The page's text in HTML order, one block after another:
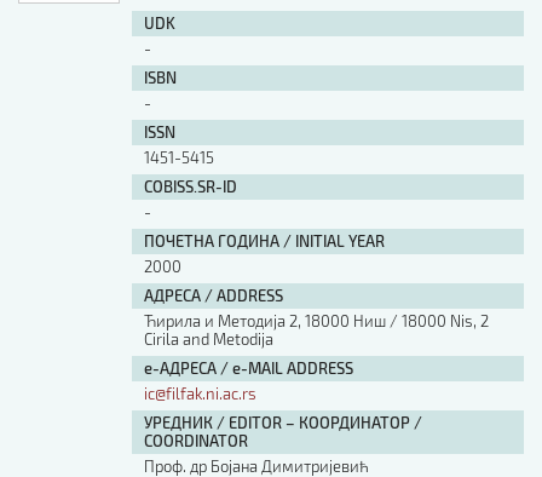
UDK
-
ISBN
-
ISSN
1451-5415
COBISS.SR-ID
-
ПОЧЕТНА ГОДИНА / INITIAL YEAR
2000
АДРЕСА / ADDRESS
Ћирила и Методија 2, 18000 Ниш / 18000 Nis, 2
Cirila and Metodija
е-АДРЕСА / e-MAIL ADDRESS
ic@filfak.ni.ac.rs
УРЕДНИК / EDITOR – КООРДИНАТОР /
COORDINATOR
Проф. др Бојана Димитријевић